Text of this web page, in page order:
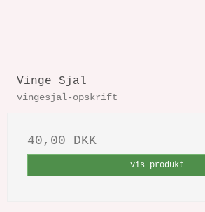
Vinge Sjal
vingesjal-opskrift
40,00 DKK
Vis produkt